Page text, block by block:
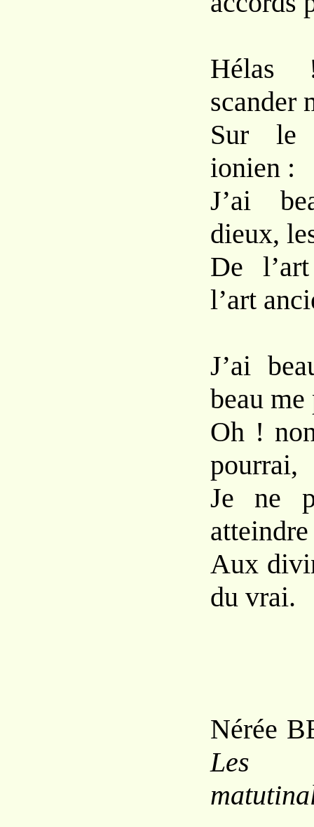
Hélas
scander
Sur le
ionien :
J’ai
dieux,
De
l’art
J’ai
beau
Oh !
pourrai,
Je ne
atteindre
Aux
du vrai.
Nérée B
Les